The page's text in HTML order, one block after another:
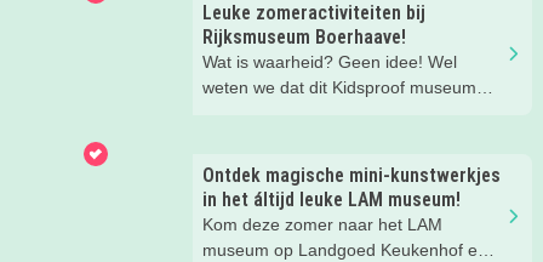
Leuke zomeractiviteiten bij
Rijksmuseum Boerhaave!
Wat is waarheid? Geen idee! Wel
weten we dat dit Kidsproof museum
leuke testjes, ongeloofwaardige
wiskunde, waterspeeltuin,
zomerworkshops en nog veel meer bij
Rijksmuseum Boerhaave in Leiden!
Ontdek magische mini-kunstwerkjes
in het áltijd leuke LAM museum!
Kom deze zomer naar het LAM
museum op Landgoed Keukenhof en